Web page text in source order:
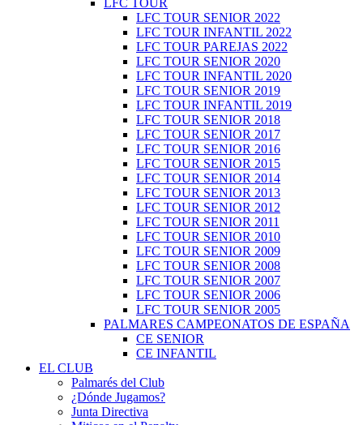
LFC TOUR
LFC TOUR SENIOR 2022
LFC TOUR INFANTIL 2022
LFC TOUR PAREJAS 2022
LFC TOUR SENIOR 2020
LFC TOUR INFANTIL 2020
LFC TOUR SENIOR 2019
LFC TOUR INFANTIL 2019
LFC TOUR SENIOR 2018
LFC TOUR SENIOR 2017
LFC TOUR SENIOR 2016
LFC TOUR SENIOR 2015
LFC TOUR SENIOR 2014
LFC TOUR SENIOR 2013
LFC TOUR SENIOR 2012
LFC TOUR SENIOR 2011
LFC TOUR SENIOR 2010
LFC TOUR SENIOR 2009
LFC TOUR SENIOR 2008
LFC TOUR SENIOR 2007
LFC TOUR SENIOR 2006
LFC TOUR SENIOR 2005
PALMARES CAMPEONATOS DE ESPAÑA
CE SENIOR
CE INFANTIL
EL CLUB
Palmarés del Club
¿Dónde Jugamos?
Junta Directiva